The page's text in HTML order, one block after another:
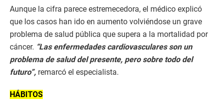
Aunque la cifra parece estremecedora, el médico explicó
que los casos han ido en aumento volviéndose un grave
problema de salud pública que supera a la mortalidad por
cáncer. “Las enfermedades cardiovasculares son un
problema de salud del presente, pero sobre todo del
futuro”, remarcó el especialista.
HÁBITOS